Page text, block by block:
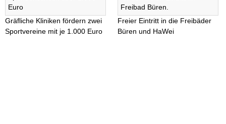
Gräfliche Kliniken fördern zwei
Sportvereine mit je 1.000 Euro
Freier Eintritt in die Freibäder
Büren und HaWei